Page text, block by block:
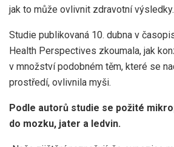
jak to může ovlivnit zdravotní výsledky.
Studie publikovaná 10. dubna v
Health Perspectives zkoumala, jak
v množství podobném těm, které se
prostředí, ovlivnila myši.
Podle autorů studie se požité
do mozku, jater a ledvin.